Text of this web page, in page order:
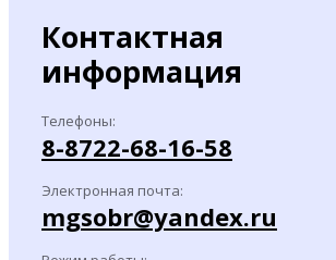
Контактная
информация
Телефоны:
8-8722-68-16-58
Электронная почта:
mgsobr@yandex.ru